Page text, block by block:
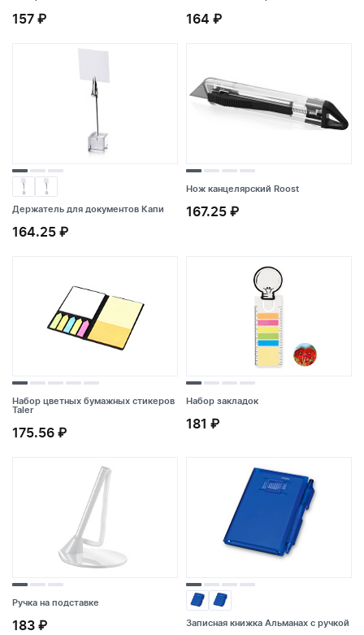
157 ₽
Набор для заметок 164 ₽
Блокнот со стикерами
Держатель для документов Капи
164.25 ₽
Держатель для документов Капи
164.25 ₽
Нож канцелярский Roost
167.25 ₽
Нож канцелярский Roost
Набор цветных бумажных стикеров
Taler
175.56 ₽
Набор цветных бумажных стикеров
Taler
Набор закладок
181 ₽
Набор закладок
Ручка на подставке
183 ₽
Ручка на подставке Записная книжка Альманах с ручкой
Записная книжка Альманах с ручкой